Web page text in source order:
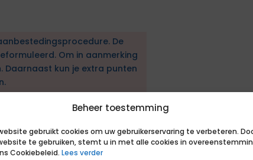
Beheer toestemming
gebruikt cookies om uw gebruikerservaring te verbeteren.
te gebruiken, stemt u in met alle cookies in
Cookiebeleid. Lees verder
De
Om in aanmerking
Daarnaast kun je extra punten
Engineer –
& Operations
engineering duidelijk